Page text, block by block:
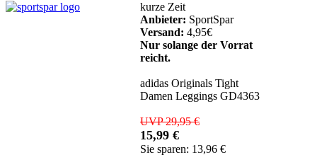
kurze Zeit
Anbieter: SportSpar
Versand: 4,95€
Nur solange der Vorrat
reicht.
adidas Originals Tight
Damen Leggings GD4363
UVP 29,95 €
15,99 €
Sie sparen: 13,96 €